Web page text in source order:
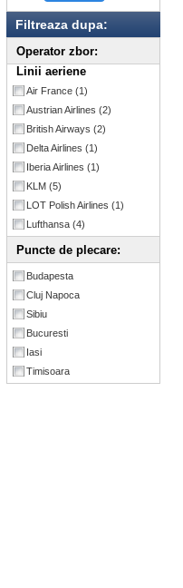
Filtreaza dupa:
Operator zbor:
Linii aeriene
Air France (1)
Austrian Airlines (2)
British Airways (2)
Delta Airlines (1)
Iberia Airlines (1)
KLM (5)
LOT Polish Airlines (1)
Lufthansa (4)
Puncte de plecare:
Budapesta
Cluj Napoca
Sibiu
Bucuresti
Iasi
Timisoara